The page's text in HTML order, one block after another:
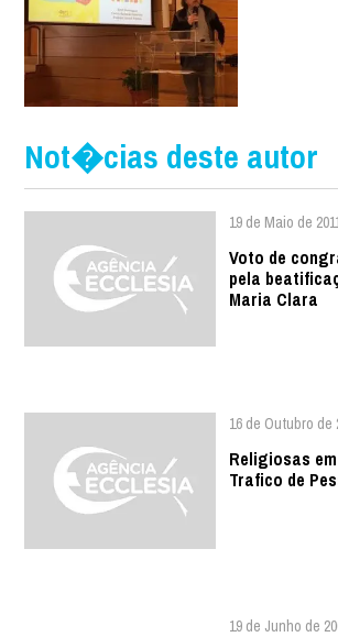
Not�cias deste autor
19 de Maio de
Voto de
pela
Maria Clara
16 de Outubro de
Religiosas
Trafico de
19 de Junho de